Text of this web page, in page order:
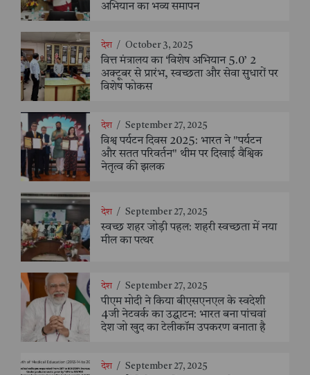
अभियान का भव्य समापन
देश / October 3, 2025
वित्त मंत्रालय का ‘विशेष अभियान 5.0’ 2
अक्टूबर से प्रारंभ, स्वच्छता और सेवा सुधारों पर
विशेष फोकस
देश / September 27, 2025
विश्व पर्यटन दिवस 2025: भारत ने "पर्यटन
और सतत परिवर्तन" थीम पर दिखाई वैश्विक
नेतृत्व की झलक
देश / September 27, 2025
स्वच्छ शहर जोड़ी पहल: शहरी स्वच्छता में नया
मील का पत्थर
देश / September 27, 2025
पीएम मोदी ने किया बीएसएनएल के स्वदेशी
4जी नेटवर्क का उद्घाटन: भारत बना पांचवां
देश जो खुद का टेलीकॉम उपकरण बनाता है
देश / September 27, 2025